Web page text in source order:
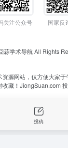
关注公众号 国家反
蒜学术导航All Rights
源网站，仅方便大家
藏！ JiongSuan.com
投稿